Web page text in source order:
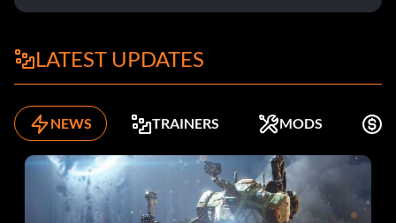
LATEST UPDATES
NEWS TRAINERS MODS